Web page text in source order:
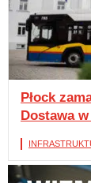
Płock
Dostawa